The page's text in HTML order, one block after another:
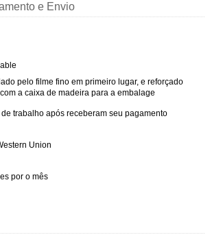
e Envio
pelo filme fino em primeiro lugar, e reforçado
a caixa de madeira para a embalage
trabalho após receberam seu pagamento
Union
por o mês